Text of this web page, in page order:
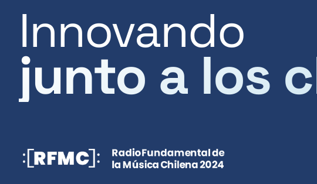
Innovando
junto a los